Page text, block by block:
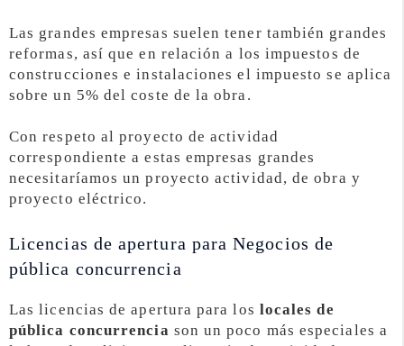
Las grandes empresas suelen tener también grandes
reformas, así que en relación a los impuestos de
construcciones e instalaciones el impuesto se aplica
sobre un 5% del coste de la obra.
Con respeto al proyecto de actividad
correspondiente a estas empresas grandes
necesitaríamos un proyecto actividad, de obra y
proyecto eléctrico.
Licencias de apertura para Negocios de
pública concurrencia
Las licencias de apertura para los locales de
pública concurrencia son un poco más especiales a